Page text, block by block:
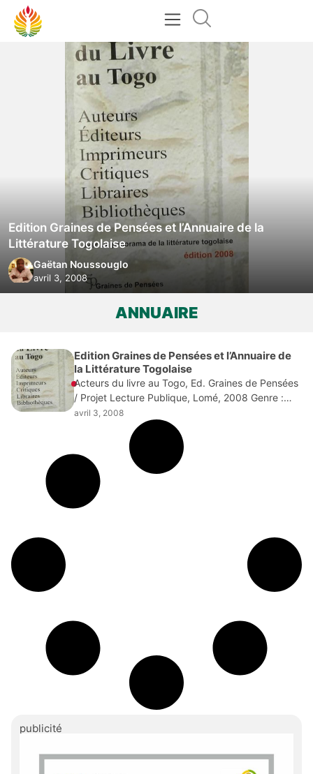
Edition Graines de Pensées et l’Annuaire de la
Littérature Togolaise
Gaëtan Noussouglo
avril 3, 2008
ANNUAIRE
Edition Graines de Pensées et l’Annuaire de
la Littérature Togolaise
Acteurs du livre au Togo, Ed. Graines de Pensées
/ Projet Lecture Publique, Lomé, 2008 Genre :
Annuaire à posséder à tout prix. Destiné à servir
et à promouvoir le
avril 3, 2008
publicité